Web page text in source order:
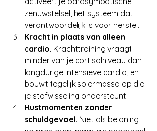
zenuwstelsel, het systeem dat
verantwoordelijk is voor herstel.
Kracht in plaats van alleen
cardio. Krachttraining vraagt
minder van je cortisolniveau dan
langdurige intensieve cardio, en
bouwt tegelijk spiermassa op die
je stofwisseling ondersteunt.
Rustmomenten zonder
schuldgevoel. Niet als beloning